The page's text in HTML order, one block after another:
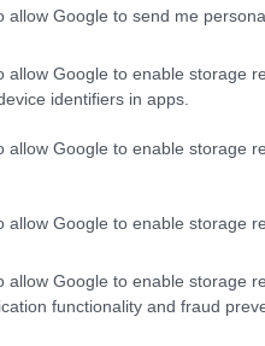
allow Google to send me
allow Google to enable storage
identifiers in apps.
allow Google to enable storage
allow Google to enable storage
allow Google to enable storage
functionality and fraud